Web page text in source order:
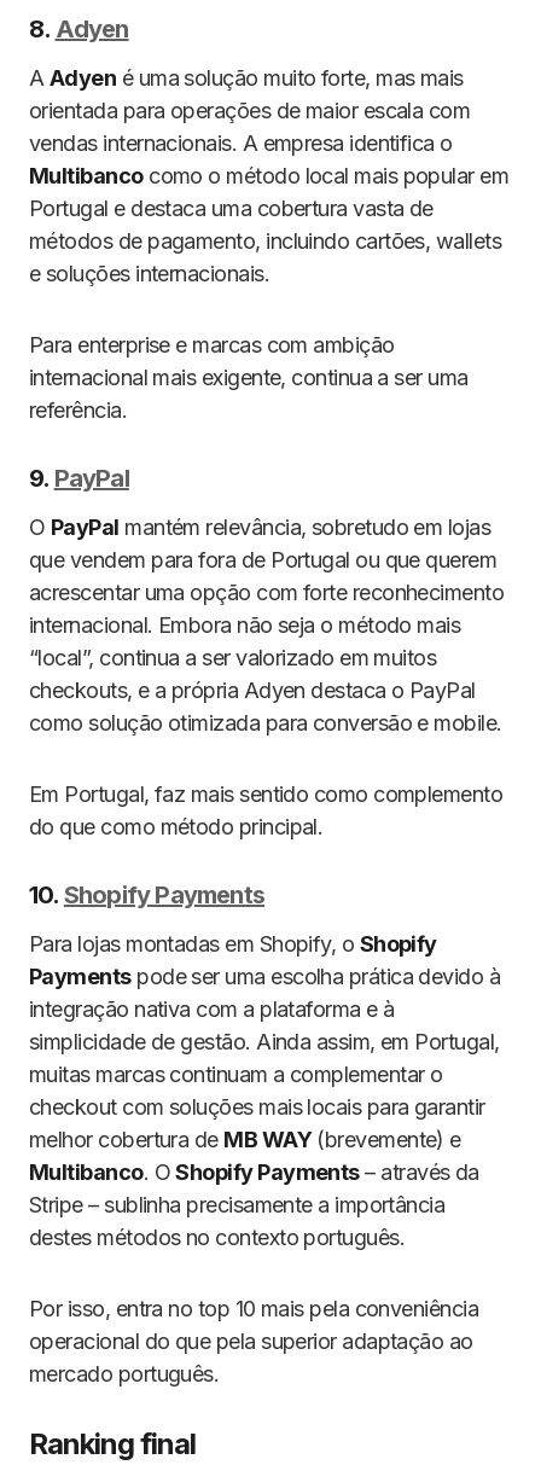
8. Adyen
A Adyen é uma solução muito forte, mas mais
orientada para operações de maior escala com
vendas internacionais. A empresa identifica o
Multibancocomo o método local mais popular em
Portugal e destaca uma cobertura vasta de
métodos de pagamento, incluindo cartões, wallets
e soluções internacionais.
Para enterprise e marcas com ambição
internacional mais exigente, continua a ser uma
referência.
9. PayPal
O PayPal mantém relevância, sobretudo em lojas
que vendem para fora de Portugal ou que querem
acrescentar uma opção com forte reconhecimento
internacional. Embora não seja o método mais
“local”, continua a ser valorizado em muitos
checkouts, e a própria Adyen destaca o PayPal
como solução otimizada para conversão e mobile.
Em Portugal, faz mais sentido como complemento
do que como método principal.
10. Shopify Payments
Para lojas montadas em Shopify, o Shopify
Paymentspode ser uma escolha prática devido à
integração nativa com a plataforma e à
simplicidade de gestão. Ainda assim, em Portugal,
muitas marcas continuam a complementar o
checkout com soluções mais locais para garantir
melhor cobertura de MB WAY(brevemente) e
Multibanco. OShopify Payments– através da
Stripe – sublinha precisamente a importância
destes métodos no contexto português.
Por isso, entra no top 10 mais pela conveniência
operacional do que pela superior adaptação ao
mercado português.
Ranking final